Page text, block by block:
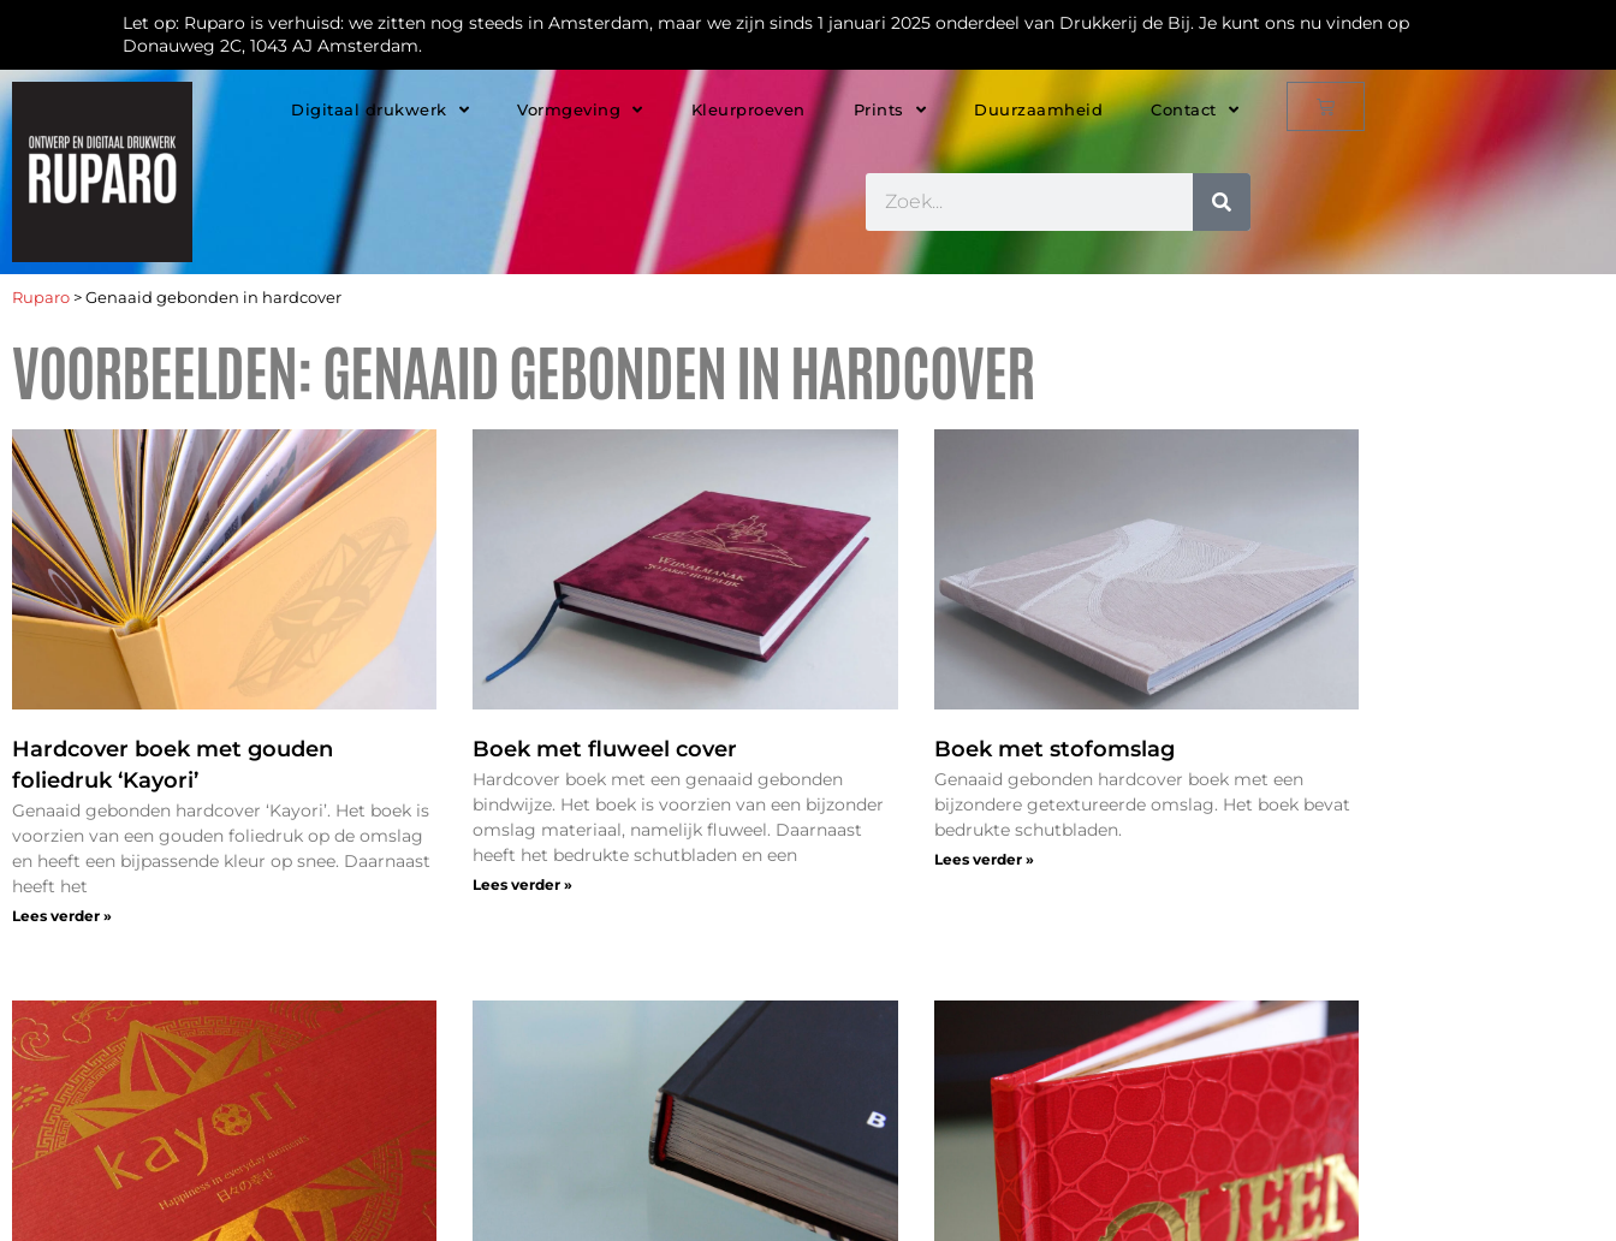
Let op: Ruparo is verhuisd: we zitten nog steeds in Amsterdam, maar we zijn sinds 1 januari 2025 onderdeel van Drukkerij de Bij. Je kunt ons nu vinden op
Donauweg 2C, 1043 AJ Amsterdam.
Digitaal drukwerk Vormgeving Kleurproeven Prints Duurzaamheid Contact
Ruparo > Genaaid gebonden in hardcover
VOORBEELDEN: GENAAID GEBONDEN IN HARDCOVER
Hardcover boek met gouden
foliedruk ‘Kayori’
Genaaid gebonden hardcover ‘Kayori’. Het boek is
voorzien van een gouden foliedruk op de omslag
en heeft een bijpassende kleur op snee. Daarnaast
heeft het
Lees verder »
Boek met fluweel cover
Hardcover boek met een genaaid gebonden
bindwijze. Het boek is voorzien van een bijzonder
omslag materiaal, namelijk fluweel. Daarnaast
heeft het bedrukte schutbladen en een
Lees verder »
Boek met stofomslag
Genaaid gebonden hardcover boek met een
bijzondere getextureerde omslag. Het boek bevat
bedrukte schutbladen.
Lees verder »